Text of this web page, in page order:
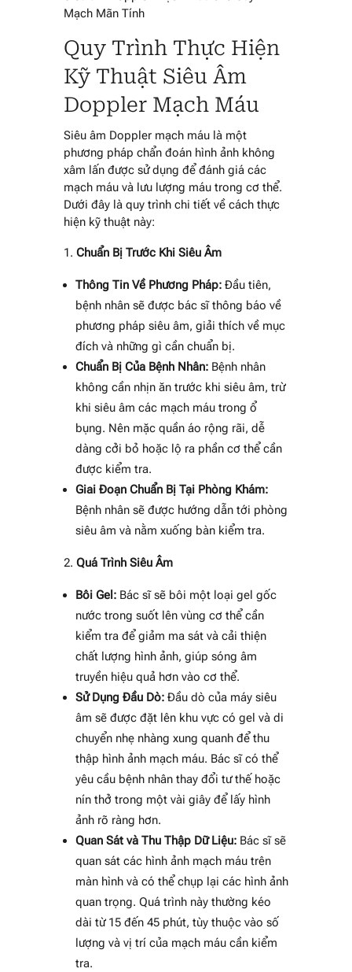
Mạch Mãn Tính
Quy Trình Thực Hiện
Kỹ Thuật Siêu Âm
Doppler Mạch Máu
Siêu âm Doppler mạch máu là một
phương pháp chẩn đoán hình ảnh không
xâm lấn được sử dụng để đánh giá các
mạch máu và lưu lượng máu trong cơ thể.
Dưới đây là quy trình chi tiết về cách thực
hiện kỹ thuật này:
Chuẩn Bị Trước Khi Siêu Âm
Thông Tin Về Phương Pháp:Đầu tiên,
bệnh nhân sẽ được bác sĩ thông báo về
phương pháp siêu âm, giải thích về mục
đích và những gì cần chuẩn bị.
Chuẩn Bị Của Bệnh Nhân:Bệnh nhân
không cần nhịn ăn trước khi siêu âm, trừ
khi siêu âm các mạch máu trong ổ
bụng. Nên mặc quần áo rộng rãi, dễ
dàng cởi bỏ hoặc lộ ra phần cơ thể cần
được kiểm tra.
Giai Đoạn Chuẩn Bị Tại Phòng Khám:
Bệnh nhân sẽ được hướng dẫn tới phòng
siêu âm và nằm xuống bàn kiểm tra.
Quá Trình Siêu Âm
Bôi Gel:Bác sĩ sẽ bôi một loại gel gốc
nước trong suốt lên vùng cơ thể cần
kiểm tra để giảm ma sát và cải thiện
chất lượng hình ảnh, giúp sóng âm
truyền hiệu quả hơn vào cơ thể.
Sử Dụng Đầu Dò:Đầu dò của máy siêu
âm sẽ được đặt lên khu vực có gel và di
chuyển nhẹ nhàng xung quanh để thu
thập hình ảnh mạch máu. Bác sĩ có thể
yêu cầu bệnh nhân thay đổi tư thế hoặc
nín thở trong một vài giây để lấy hình
ảnh rõ ràng hơn.
Quan Sát và Thu Thập Dữ Liệu:Bác sĩ sẽ
quan sát các hình ảnh mạch máu trên
màn hình và có thể chụp lại các hình ảnh
quan trọng. Quá trình này thường kéo
dài từ 15 đến 45 phút, tùy thuộc vào số
lượng và vị trí của mạch máu cần kiểm
tra.